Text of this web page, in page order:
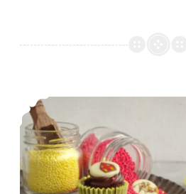
Kruidnoot – chocolade bites